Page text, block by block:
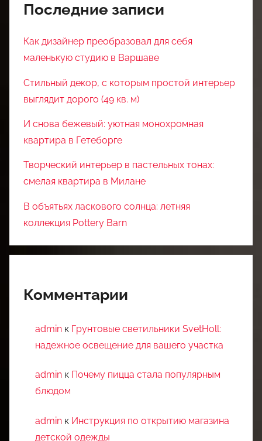
Последние записи
Как дизайнер преобразовал для себя
маленькую студию в Варшаве
Стильный декор, с которым простой интерьер
выглядит дорого (49 кв. м)
И снова бежевый: уютная монохромная
квартира в Гетеборге
Творческий интерьер в пастельных тонах:
смелая квартира в Милане
В объятьях ласкового солнца: летняя
коллекция Pottery Barn
Комментарии
admin к Грунтовые светильники SvetHoll:
надежное освещение для вашего участка
admin к Почему пицца стала популярным
блюдом
admin к Инструкция по открытию магазина
детской одежды